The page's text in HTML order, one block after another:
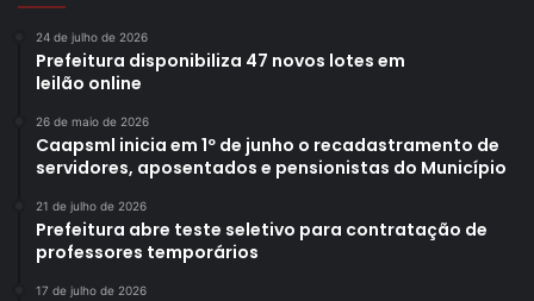
24 de julho de 2026
Prefeitura disponibiliza 47 novos lotes em
leilão online
26 de maio de 2026
Caapsml inicia em 1º de junho o recadastramento de
servidores, aposentados e pensionistas do Município
21 de julho de 2026
Prefeitura abre teste seletivo para contratação de
professores temporários
17 de julho de 2026